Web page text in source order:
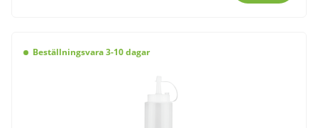
Beställningsvara 3-10 dagar